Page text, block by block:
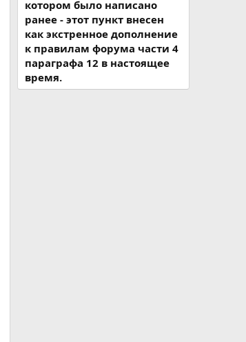
котором было написано
ранее - этот пункт внесен
как экстренное дополнение
к правилам форума части 4
параграфа 12 в настоящее
время.